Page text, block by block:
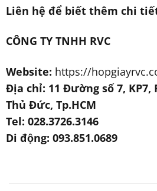
Liên hệ để biết thêm chi
CÔNG TY TNHH RVC
Website: https://
Địa chỉ: 11 Đường số 7, KP7,
Thủ Đức, Tp.HCM
Tel: 028.3726.3146
Di động: 093.851.0689